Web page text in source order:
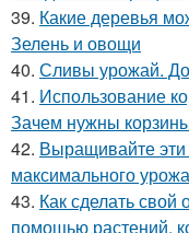
39. Какие деревья
Зелень и овощи
40. Сливы урожай.
41. Использование
Зачем нужны
42. Выращивайте
максимального
43. Как сделать
помощью растений,